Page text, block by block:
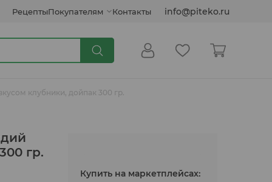
Кокосовые продукты
РецептыПокупателям Контакты info@piteko.ru
клубники, дойпак 300 гр.
Купить на маркетплейсах:
гр.